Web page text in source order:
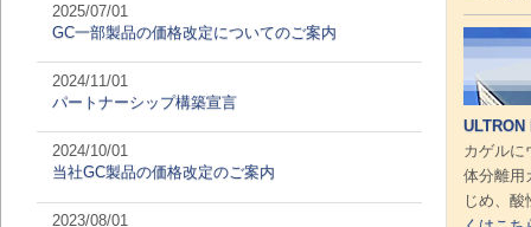
2025/07/01
GC一部製品の価格改定についてのご案内
2024/11/01
パートナーシップ構築宣言
2024/10/01
当社GC製品の価格改定のご案内
2023/08/01
カゲルに
体分離用
じめ、